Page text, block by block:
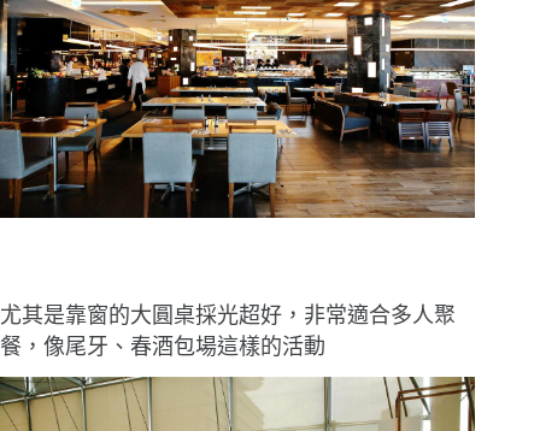
尤其是靠窗的大圓桌採光超好，非常適合多人聚
餐，像尾牙、春酒包場這樣的活動